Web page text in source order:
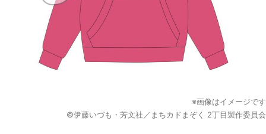
※画像はイメージです
©伊藤いづも・芳文社／まちカドまぞく 2丁目製作委員会